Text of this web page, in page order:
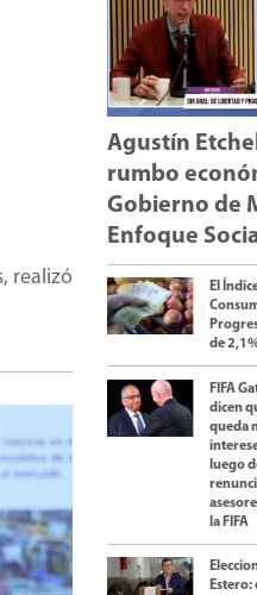
realizó
Agustín
rumbo
Gobierno de
Enfoque
El
de
FIFA
dicen
queda
luego
la FIFA
Estero: